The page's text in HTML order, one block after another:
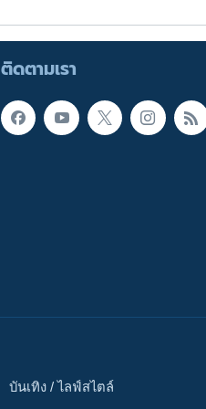
ติดตามเรา
บันเทิง / ไลฟ์สไตล์